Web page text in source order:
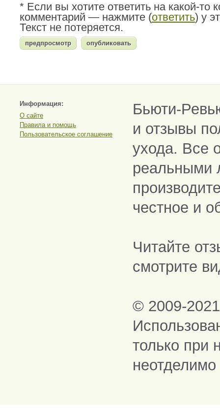
* Если вы хотите ответить на какой-то
комментарий — нажмите (ответить) у
Текст не потеряется.
Информация:
О сайте
Правила и помощь
Пользовательское соглашение
Бьюти-
и отзывы
ухода. Все
реальными
честное и
Читайте
смотрите
© 2009-
только при